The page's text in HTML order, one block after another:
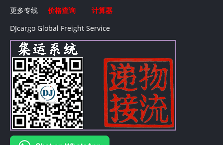
更多专线
价格查询
计算器
DJcargo Global Freight Service